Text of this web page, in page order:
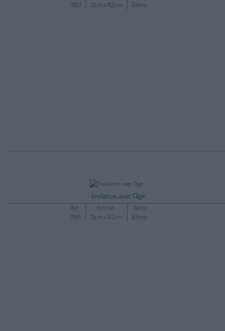
7893
13cm x 18,2cm
&Verso
Invitation, avec l'âge
Ref :
7895
Format :
13cm x 18,2cm
Recto
&Verso